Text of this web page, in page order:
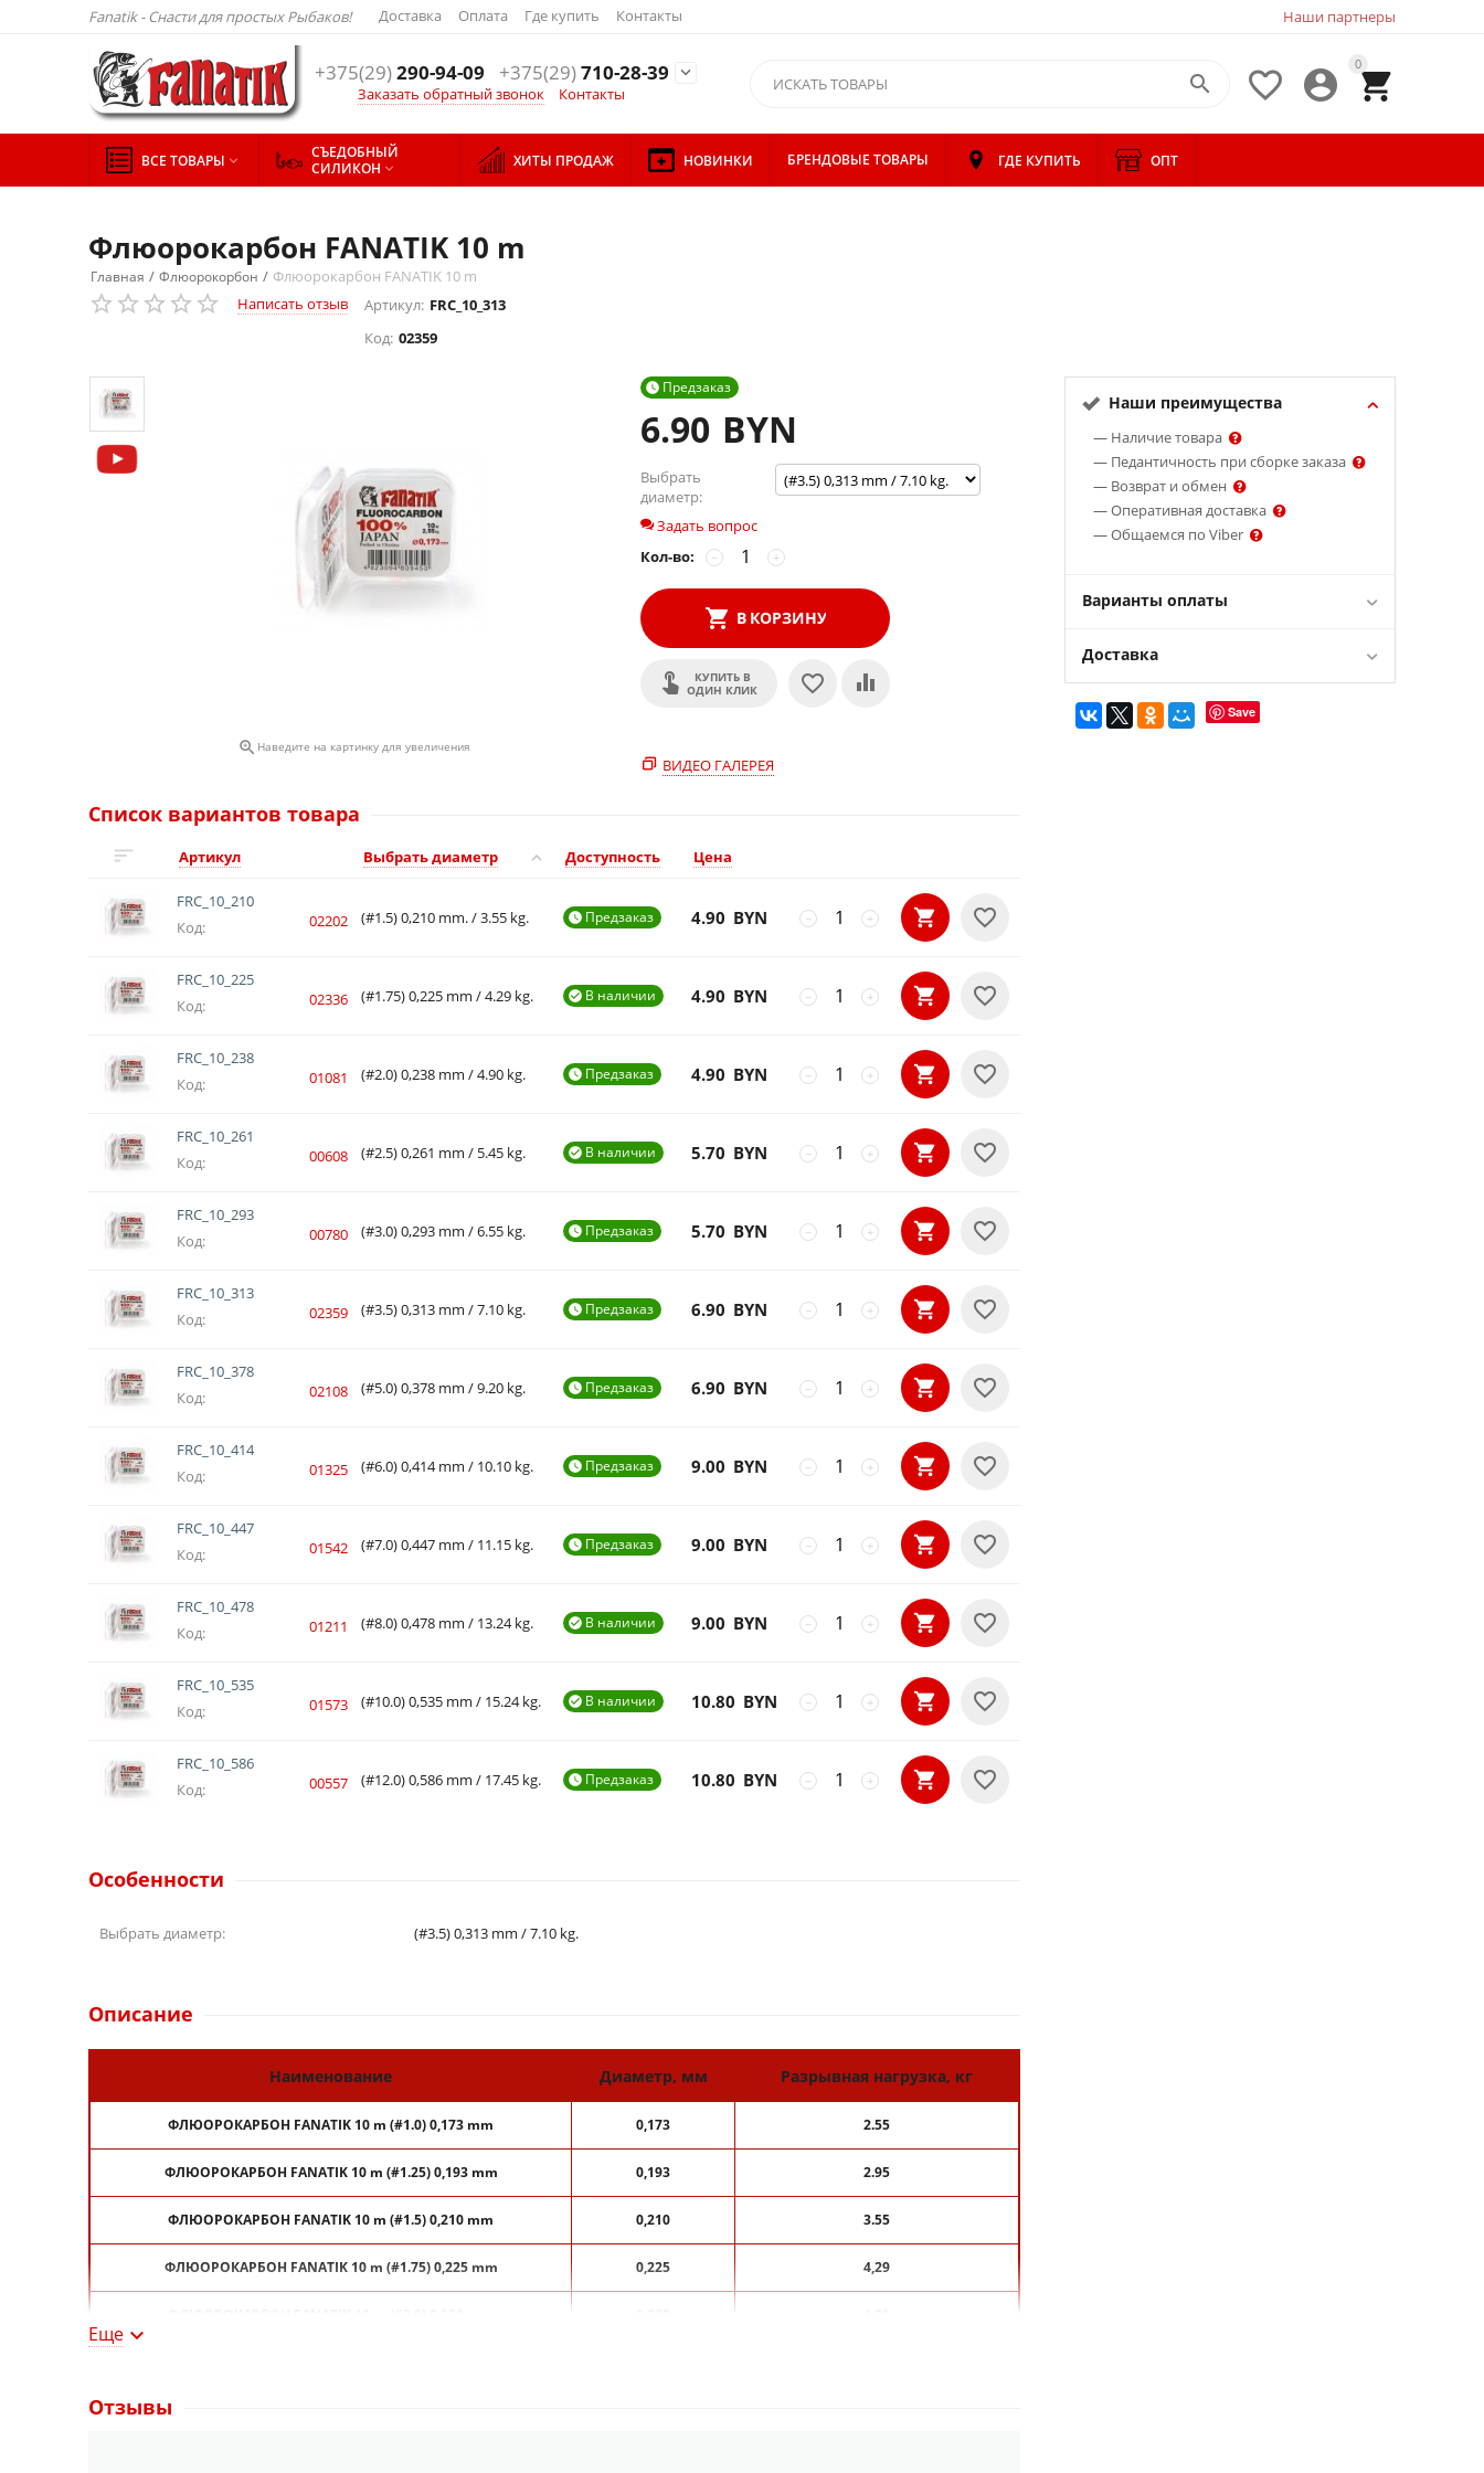
Fanatik - Снасти для простых Рыбаков! Доставка Оплата Где купить Контакты Наши партнеры
+375(29)290-94-09 +375(29)710-28-39

Заказать обратный звонок
Контакты
0




ВСЕ ТОВАРЫ 
СЪЕДОБНЫЙ
СИЛИКОН  ХИТЫ ПРОДАЖ НОВИНКИ БРЕНДОВЫЕ ТОВАРЫ ГДЕ КУПИТЬ ОПТ
Флюорокарбон FANATIK 10 m
Главная / Флюорокорбон / Флюорокарбон FANATIK 10 m
Написать отзыв
Артикул: FRC_10_313
Код: 02359
 Наведите на картинку для увеличения
Предзаказ

6.90 BYN
Выбрать
диаметр:
Задать вопрос
Кол-во:
+
−
В КОРЗИНУ
КУПИТЬ В
ОДИН КЛИК
ВИДЕО ГАЛЕРЕЯ
Наши преимущества
— Наличие товара
— Педантичность при сборке заказа
— Возврат и обмен
— Оперативная доставка
— Общаемся по Viber
Варианты оплаты
Доставка
Save
Список вариантов товара
Артикул Выбрать диаметр Доступность Цена
FRC_10_210
Код:
02202 (#1.5) 0,210 mm. / 3.55 kg. Предзаказ
 4.90 BYN +
−
FRC_10_225
Код:
02336 (#1.75) 0,225 mm / 4.29 kg. В наличии
 4.90 BYN +
−
FRC_10_238
Код:
01081 (#2.0) 0,238 mm / 4.90 kg. Предзаказ
 4.90 BYN +
−
FRC_10_261
Код:
00608 (#2.5) 0,261 mm / 5.45 kg. В наличии
 5.70 BYN +
−
FRC_10_293
Код:
00780 (#3.0) 0,293 mm / 6.55 kg. Предзаказ
 5.70 BYN +
−
FRC_10_313
Код:
02359 (#3.5) 0,313 mm / 7.10 kg. Предзаказ
 6.90 BYN +
−
FRC_10_378
Код:
02108 (#5.0) 0,378 mm / 9.20 kg. Предзаказ
 6.90 BYN +
−
FRC_10_414
Код:
01325 (#6.0) 0,414 mm / 10.10 kg. Предзаказ
 9.00 BYN +
−
FRC_10_447
Код:
01542 (#7.0) 0,447 mm / 11.15 kg. Предзаказ
 9.00 BYN +
−
FRC_10_478
Код:
01211 (#8.0) 0,478 mm / 13.24 kg. В наличии
 9.00 BYN +
−
FRC_10_535
Код:
01573 (#10.0) 0,535 mm / 15.24 kg. В наличии
 10.80 BYN +
−
FRC_10_586
Код:
00557 (#12.0) 0,586 mm / 17.45 kg. Предзаказ
 10.80 BYN +
−
Особенности
Выбрать диаметр: (#3.5) 0,313 mm / 7.10 kg.
Описание
Наименование Диаметр, мм Разрывная нагрузка, кг
ФЛЮОРОКАРБОН FANATIK 10 m (#1.0) 0,173 mm 0,173 2.55
ФЛЮОРОКАРБОН FANATIK 10 m (#1.25) 0,193 mm 0,193 2.95
ФЛЮОРОКАРБОН FANATIK 10 m (#1.5) 0,210 mm 0,210 3.55
ФЛЮОРОКАРБОН FANATIK 10 m (#1.75) 0,225 mm 0,225 4,29
ФЛЮОРОКАРБОН FANATIK 10 m (#3.0) 0,293 mm
Еще 
Отзывы